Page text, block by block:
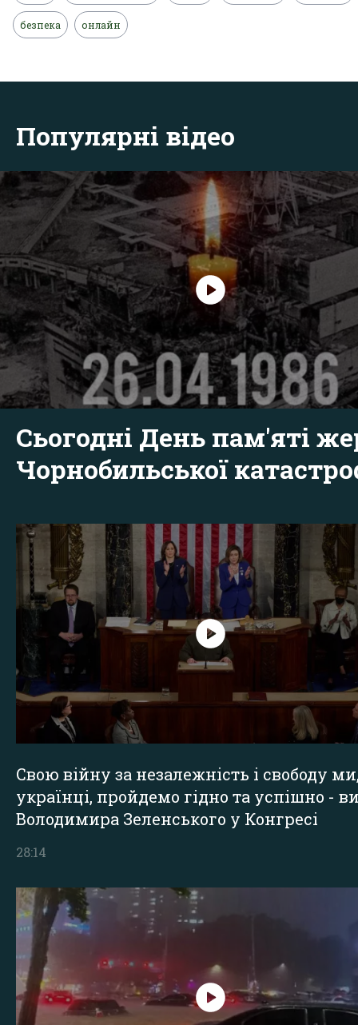
безпека онлайн
Популярні відео
Сьогодні День пам'яті
Чорнобильської
Свою війну за незалежність і свободу
українці, пройдемо гідно та успішно -
Володимира Зеленського у Конгресі
28:14